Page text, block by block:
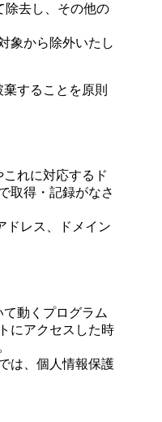
除去し、その他の
象から除外いたし
することを原則
れに対応するド
取得・記録がなさ
ドレス、ドメイン
動くプログラム
にアクセスした時
は、個人情報保護